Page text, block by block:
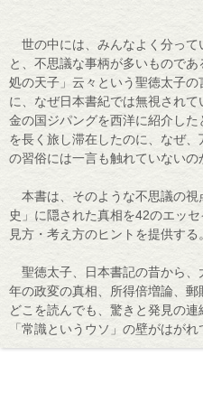
世の中には、みんなよく分って
と、不思議な事柄が多いもので
処の天子」云々という聖徳太子
に、なぜ日本書紀では無視され
金の国ジパングを西洋に紹介し
を長く旅し滞在したのに、なぜ
の習俗には一言も触れていないの
本書は、そのような不思議の視
史」に隠された真相を42のエッ
見方・考え方のヒントを提供する。
聖徳太子、日本書記の昔から、
年の政変の真相、所得倍増論、郵
どこを読んでも、驚きと発見の
「常識というウソ」の壁がはが